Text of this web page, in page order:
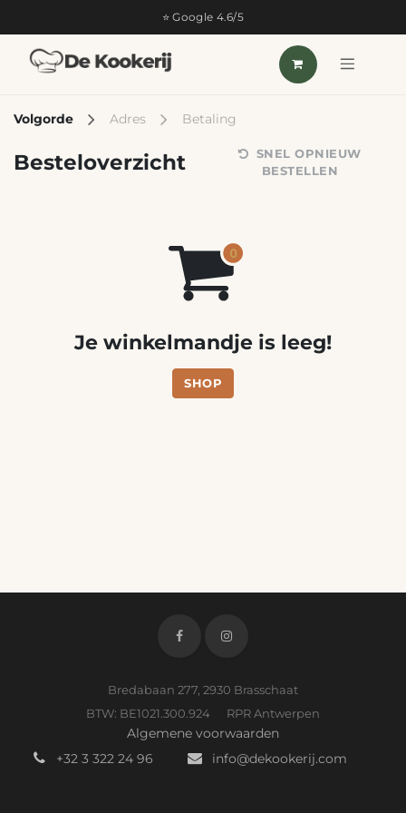
⭐ Google 4.6/5
Volgorde Adres Betaling
Besteloverzicht
SNEL OPNIEUW
BESTELLEN
Je winkelmandje is leeg!
SHOP
Bredabaan 277, 2930 Brasschaat
BTW: BE1021.300.924 RPR Antwerpen
Algemene voorwaarden
+32 3 322 24 96
info@dekookerij.com